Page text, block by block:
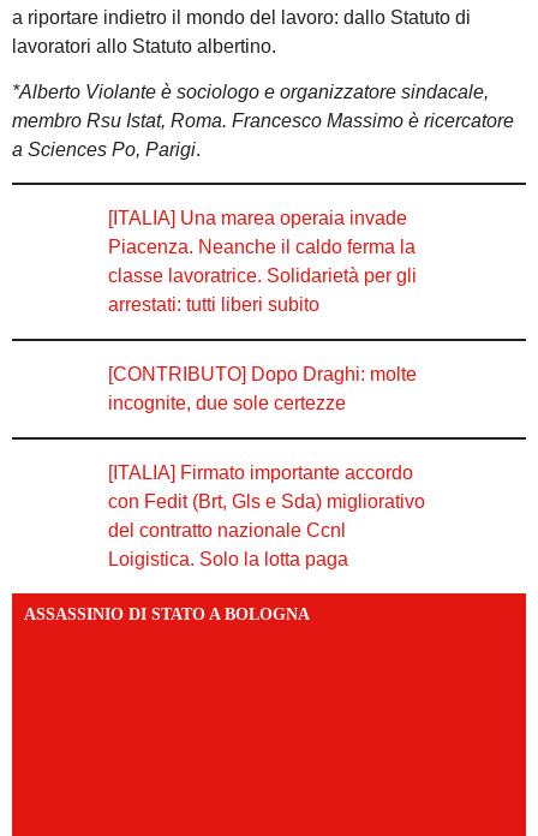
a riportare indietro il mondo del lavoro: dallo Statuto di
lavoratori allo Statuto albertino.
*Alberto Violante è sociologo e organizzatore sindacale,
membro Rsu Istat, Roma. Francesco Massimo è ricercatore
a Sciences Po, Parigi.
[ITALIA] Una marea operaia invade
Piacenza. Neanche il caldo ferma la
classe lavoratrice. Solidarietà per gli
arrestati: tutti liberi subito
[CONTRIBUTO] Dopo Draghi: molte
incognite, due sole certezze
[ITALIA] Firmato importante accordo
con Fedit (Brt, Gls e Sda) migliorativo
del contratto nazionale Ccnl
Loigistica. Solo la lotta paga
ASSASSINIO DI STATO A BOLOGNA